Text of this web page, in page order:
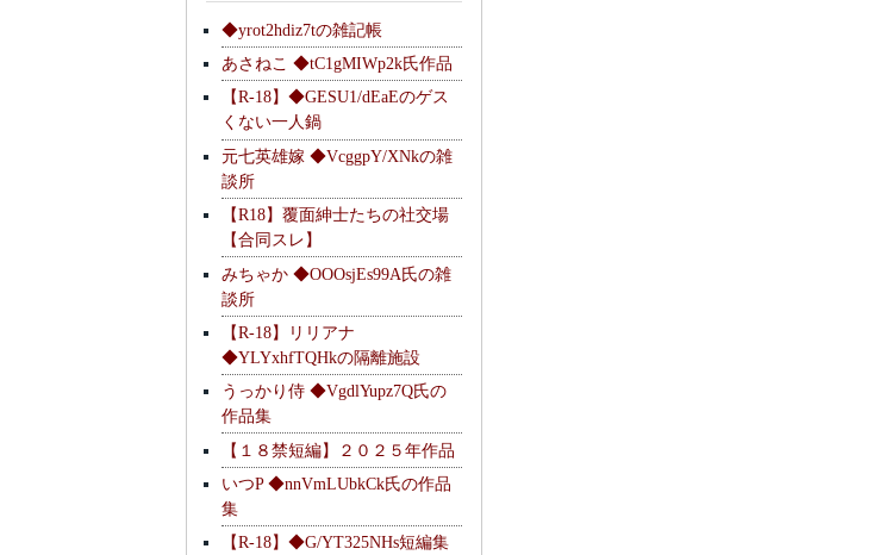
◆yrot2hdiz7tの雑記帳
あさねこ ◆tC1gMIWp2k氏作品
【R-18】◆GESU1/dEaEのゲス
くない一人鍋
元七英雄嫁 ◆VcggpY/XNkの雑
談所
【R18】覆面紳士たちの社交場
【合同スレ】
みちゃか ◆OOOsjEs99A氏の雑
談所
【R-18】リリアナ
◆YLYxhfTQHkの隔離施設
うっかり侍 ◆VgdlYupz7Q氏の
作品集
【１８禁短編】２０２５年作品
いつP ◆nnVmLUbkCk氏の作品
集
【R-18】◆G/YT325NHs短編集